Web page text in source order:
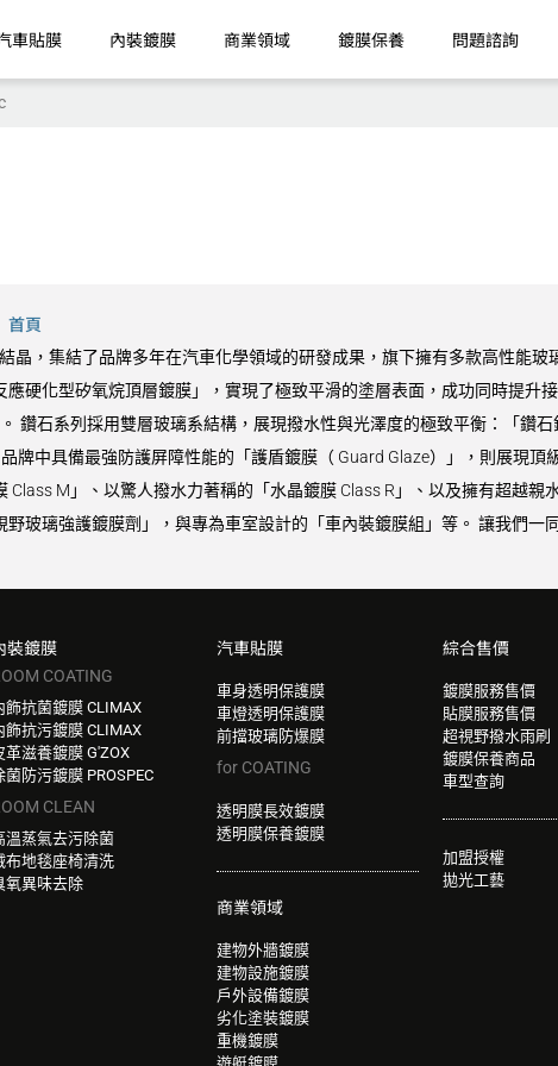
車貼膜 內裝鍍膜 商業領域 鍍膜保養 問題諮詢
首頁
晶，集結了品牌多年在汽車化學領域的研發成果，旗下擁有多款高性能
硬化型矽氧烷頂層鍍膜」，實現了極致平滑的塗層表面，成功同時提升
鑽石系列採用雙層玻璃系結構，展現撥水性與光澤度的極致平衡：「鑽
牌中具備最強防護屏障性能的「護盾鍍膜（ Guard Glaze）」，則展現頂
Class M」、以驚人撥水力著稱的「水晶鍍膜 Class R」、以及擁有超越親
玻璃強護鍍膜劑」，與專為車室設計的「車內裝鍍膜組」等。 讓我們一
裝鍍膜
COATING
飾抗菌鍍膜 CLIMAX
飾抗污鍍膜 CLIMAX
革滋養鍍膜 G'ZOX
菌防污鍍膜 PROSPEC
CLEAN
溫蒸氣去污除菌
布地毯座椅清洗
氧異味去除
汽車貼膜
車身透明保護膜
車燈透明保護膜
前擋玻璃防爆膜
for COATING
透明膜長效鍍膜
透明膜保養鍍膜
商業領域
建物外牆鍍膜
建物設施鍍膜
戶外設備鍍膜
劣化塗裝鍍膜
重機鍍膜
綜合售價
鍍膜服務售價
貼膜服務售價
超視野撥水雨刷
鍍膜保養商品
車型查詢
加盟授權
拋光工藝